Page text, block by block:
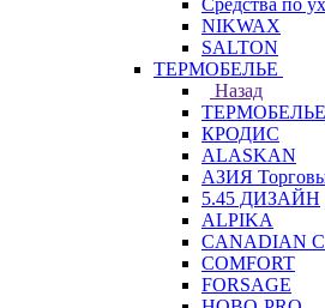
Средства по
NIKWAX
SALTON
ТЕРМОБЕЛЬЕ
Назад
ТЕРМОБЕЛЬЕ
КРОДИС
ALASKAN
АЗИЯ
5.45 ДИЗАЙН
ALPIKA
CANADIAN
COMFORT
FORSAGE